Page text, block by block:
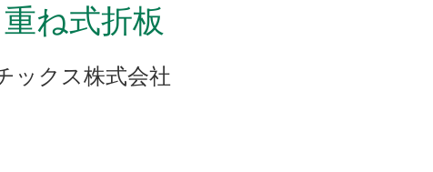
ね式折板
ックス株式会社